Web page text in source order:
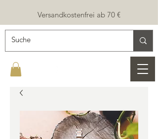
Versandkostenfrei ab 70 €